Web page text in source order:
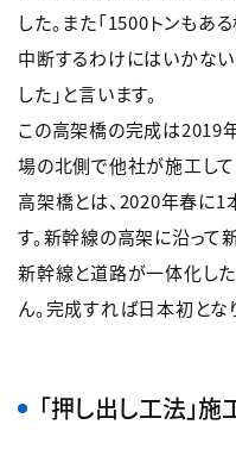
した。また「1500トンもあ
中断するわけにはいかな
した」と言います。
この高架橋の完成は2019
場の北側で他社が施工し
高架橋とは、2020年春に1
す。新幹線の高架に沿って
新幹線と道路が一体化し
ん。完成すれば日本初とな
「押し出し工法」